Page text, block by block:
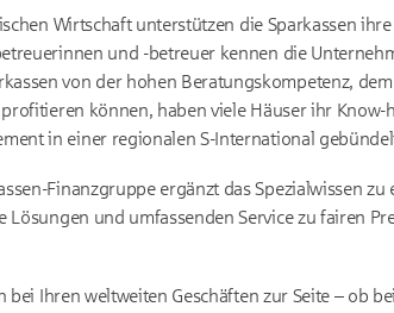
Wirtschaft unterstützen die Sparkassen
und -betreuer kennen die
von der hohen Beratungskompetenz,
können, haben viele Häuser ihr Know-
in einer regionalen S-International
Finanzgruppe ergänzt das Spezialwissen
Lösungen und umfassenden Service zu fairen
bei Ihren weltweiten Geschäften zur Seite – ob